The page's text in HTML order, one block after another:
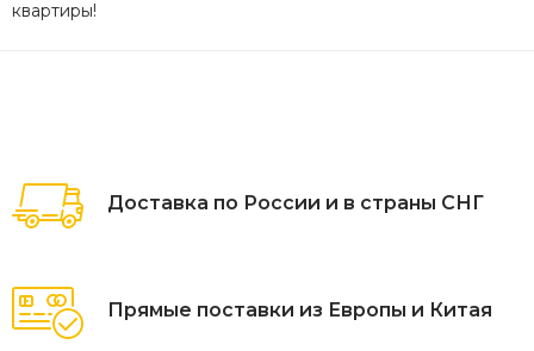
квартиры!
Доставка по России и в страны СНГ
Прямые поставки из Европы и Китая